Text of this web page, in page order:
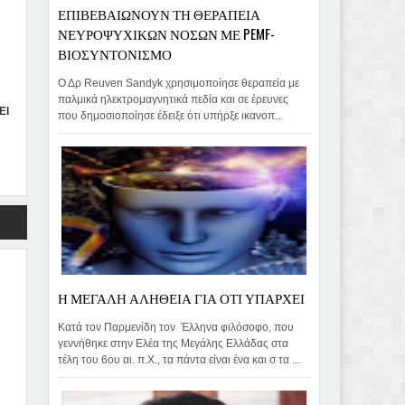
ΕΠΙΒΕΒΑΙΩΝΟΥΝ ΤΗ ΘΕΡΑΠΕΙΑ
ΝΕΥΡΟΨΥΧΙΚΩΝ ΝΟΣΩΝ ΜΕ PEMF-
ΒΙΟΣΥΝΤΟΝΙΣΜΟ
Ο Δρ Reuven Sandyk χρησιμοποίησε θεραπεία με
παλμικά ηλεκτρομαγνητικά πεδία και σε έρευνες
που δημοσιοποίησε έδειξε ότι υπήρξε ικανοπ...
Η ΜΕΓΑΛΗ ΑΛΗΘΕΙΑ ΓΙΑ ΟΤΙ ΥΠΑΡΧΕΙ
Κατά τον Παρμενίδη τον Έλληνα φιλόσοφο, που
γεννήθηκε στην Ελέα της Μεγάλης Ελλάδας στα
τέλη του 6ου αι. π.Χ., τα πάντα είναι ένα και σ τα ...